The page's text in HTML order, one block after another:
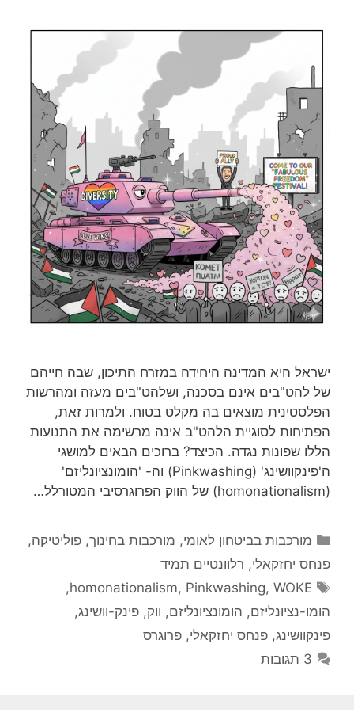
ישראל היא המדינה היחידה במזרח התיכון, שבה חייהם
של להט"בים אינם בסכנה, ושלהט"בים מעזה ומהרשות
הפלסטינית מוצאים בה מקלט בטוח. ולמרות זאת,
הפתיחות לסוגיית הלהט"ב אינה מרשימה את התנועות
הללו שפונות נגדה. הכיצד? ברוכים הבאים למושגי
ה'פינקוושינג' (Pinkwashing) וה- 'הומונציונליזם'
(homonationalism) של הווק הפרוגרסיבי המטורלל…
קטגוריות
מורכבות בביטחון לאומי, מורכבות בחינוך,פוליטיקה,
פנחס יחזקאלי, רלוונטיים תמיד
תגיות
homonationalism, Pinkwashing, WOKE
,
הומו-נציונליזם, הומונציונליזם, ווק, פינק-וושינג,
פינקוושינג, פנחס יחזקאלי, פרוגרס
3 תגובות